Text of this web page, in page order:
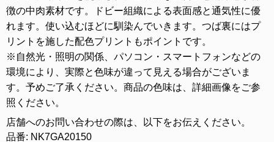
徴の中肉素材です。ドビー組織による表面感と通気性に優
れます。使い込むほどに馴染んでいきます。つば裏にはプ
リントを施した配色プリントもポイントです。
※自然光・照明の関係、パソコン・スマートフォンなどの
環境により、実際と色味が違って見える場合がございま
す。予めご了承ください。商品の色味は、詳細画像をご参
照ください。
店舗へのお問い合わせの際は、以下をお伝えください。
品番: NK7GA20150